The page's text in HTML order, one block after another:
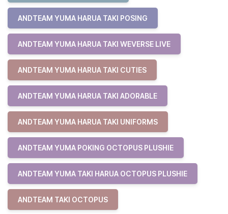
ANDTEAM YUMA HARUA TAKI POSING
ANDTEAM YUMA HARUA TAKI WEVERSE LIVE
ANDTEAM YUMA HARUA TAKI CUTIES
ANDTEAM YUMA HARUA TAKI ADORABLE
ANDTEAM YUMA HARUA TAKI UNIFORMS
ANDTEAM YUMA POKING OCTOPUS PLUSHIE
ANDTEAM YUMA TAKI HARUA OCTOPUS PLUSHIE
ANDTEAM TAKI OCTOPUS